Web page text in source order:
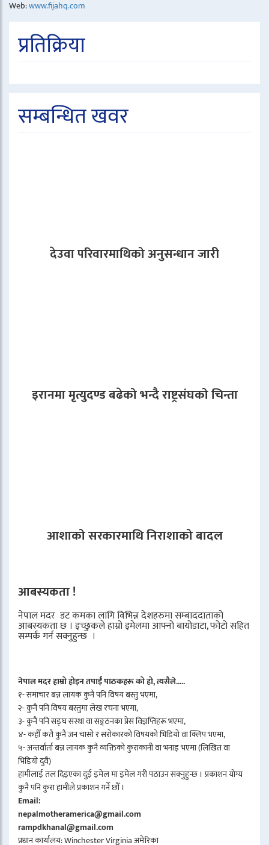
Web:www.fijahq.com
प्रतिक्रिया
सम्बन्धित खवर
देउवा परिवारमाथिको अनुसन्धान जारी
इरानमा मृत्युदण्ड बढेको भन्दै राष्ट्रसंघको चिन्ता
आशाको सरकारमाथि निराशाको बादल
आबस्यकता !
नेपाल मदर डट कमका लागि विभिन्न देशहरुमा सम्बाददाताको
आबस्यकता छ । इच्छुकले हाम्रो इमेलमा आफ्नो बायोडाटा, फोटो सहित
सम्पर्क गर्न सक्नुहुन्छ ।
नेपाल मदर हाम्रो होइन तपाईँ पाठकहरू को हो, त्यसैले.....
१- समाचार बन्न लायक कुनै पनि विषय बस्तु भएमा,
२- कुनै पनि विषय बस्तुमा लेख रचना भएमा,
३- कुनै पनि सङ्घ संस्था वा सङ्गठनका प्रेस विज्ञप्तिहरू भएमा,
४- कहीँ कतै कुनै जन चासो र सरोकारको विषयको भिडियो वा क्लिप भएमा,
५- अन्तर्वार्ता बन्न लायक कुनै व्यक्तिको कुराकानी वा भनाइ भएमा (लिखित वा
भिडियो दुवै)
हामीलाई तल दिइएका दुई इमेल मा इमेल गरी पठाउन सक्नुहुन्छ । प्रकाशन योग्य
कुनै पनि कुरा हामीले प्रकाशन गर्ने छौँ ।
Email:
nepalmotheramerica@gmail.com
rampdkhanal@gmail.com
प्रधान कार्यालय: Winchester Virginia अमेरिका